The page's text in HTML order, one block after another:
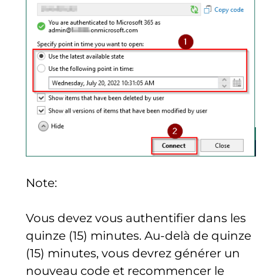
Note:
Vous devez vous authentifier dans les
quinze (15) minutes. Au-delà de quinze
(15) minutes, vous devrez générer un
nouveau code et recommencer le